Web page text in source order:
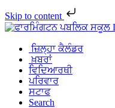
Skip to content
ਜ਼ਿਲ੍ਹਾ ਕੈਲੰਡਰ
ਖ਼ਬਰਾਂ
ਵਿਦਿਆਰਥੀ
ਪਰਿਵਾਰ
ਸਟਾਫ
Search